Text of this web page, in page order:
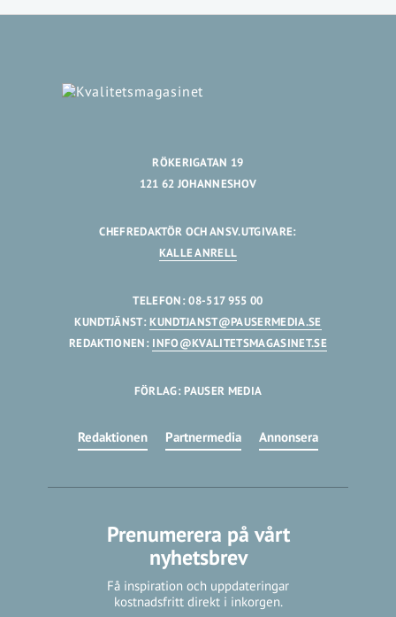
RÖKERIGATAN 19
121 62 JOHANNESHOV
CHEFREDAKTÖR OCH ANSV.UTGIVARE:
KALLE ANRELL
TELEFON: 08-517 955 00
KUNDTJÄNST:KUNDTJANST@PAUSERMEDIA.SE
REDAKTIONEN: INFO@KVALITETSMAGASINET.SE
FÖRLAG: PAUSER MEDIA
Redaktionen Partnermedia Annonsera
Prenumerera på vårt
nyhetsbrev
Få inspiration och uppdateringar
kostnadsfritt direkt i inkorgen.